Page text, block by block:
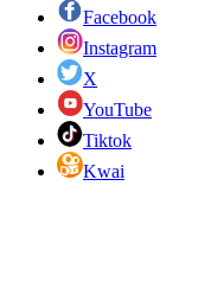
Facebook
Instagram
X
YouTube
Tiktok
Kwai